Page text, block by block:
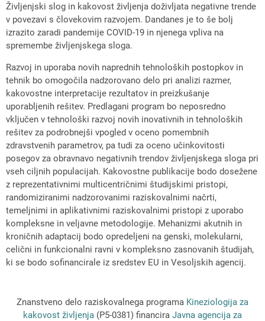
Življenjski slog in kakovost življenja doživljata negativne trende
v povezavi s človekovim razvojem. Dandanes je to še bolj
izrazito zaradi pandemije COVID-19 in njenega vpliva na
spremembe življenjskega sloga.
Razvoj in uporaba novih naprednih tehnoloških postopkov in
tehnik bo omogočila nadzorovano delo pri analizi razmer,
kakovostne interpretacije rezultatov in preizkušanje
uporabljenih rešitev. Predlagani program bo neposredno
vključen v tehnološki razvoj novih inovativnih in tehnoloških
rešitev za podrobnejši vpogled v oceno pomembnih
zdravstvenih parametrov, pa tudi za oceno učinkovitosti
posegov za obravnavo negativnih trendov življenjskega sloga pri
vseh ciljnih populacijah. Kakovostne publikacije bodo dosežene
z reprezentativnimi multicentričnimi študijskimi pristopi,
randomiziranimi nadzorovanimi raziskovalnimi načrti,
temeljnimi in aplikativnimi raziskovalnimi pristopi z uporabo
kompleksne in veljavne metodologije. Mehanizmi akutnih in
kroničnih adaptacij bodo opredeljeni na genski, molekularni,
celični in funkcionalni ravni v kompleksno zasnovanih študijah,
ki se bodo sofinancirale iz sredstev EU in Vesoljskih agencij.
Znanstveno delo raziskovalnega programa Kineziologija za
kakovost življenja (P5-0381) financira Javna agencija za